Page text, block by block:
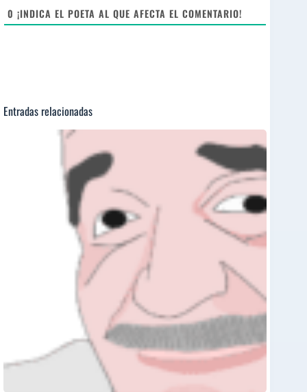
0 ¡INDICA EL POETA AL QUE AFECTA EL COMENTARIO!
Entradas relacionadas